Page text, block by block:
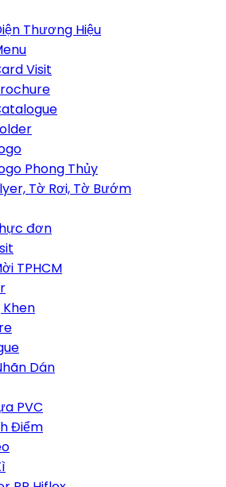
Thương Hiệu
Visit
Phong Thủy
Tờ Rơi, Tờ Bướm
đơn
TPHCM
Khen
Dán
PVC
Điểm